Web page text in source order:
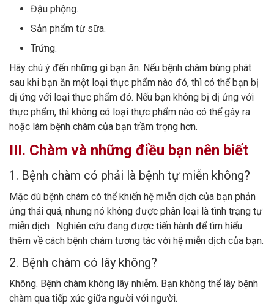
Đậu phộng.
Sản phẩm từ sữa.
Trứng.
Hãy chú ý đến những gì bạn ăn. Nếu bệnh chàm bùng phát
sau khi bạn ăn một loại thực phẩm nào đó, thì có thể bạn bị
dị ứng với loại thực phẩm đó. Nếu bạn không bị dị ứng với
thực phẩm, thì không có loại thực phẩm nào có thể gây ra
hoặc làm bệnh chàm của bạn trầm trọng hơn.
III. Chàm và những điều bạn nên biết
1. Bệnh chàm có phải là bệnh tự miễn không?
Mặc dù bệnh chàm có thể khiến hệ miễn dịch của bạn phản
ứng thái quá, nhưng nó không được phân loại là tình trạng tự
miễn dịch . Nghiên cứu đang được tiến hành để tìm hiểu
thêm về cách bệnh chàm tương tác với hệ miễn dịch của bạn.
2. Bệnh chàm có lây không?
Không. Bệnh chàm không lây nhiễm. Bạn không thể lây bệnh
chàm qua tiếp xúc giữa người với người.